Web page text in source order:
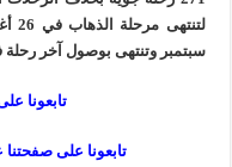
سبتمبر وتنتهى بوصول آخر رحلة في 25 سبتمبر
تابعونا
تابعونا على